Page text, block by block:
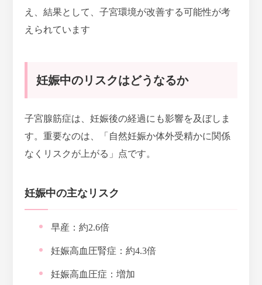
え、結果として、子宮環境が改善する可能性が考
えられています
妊娠中のリスクはどうなるか
子宮腺筋症は、妊娠後の経過にも影響を及ぼしま
す。重要なのは、「自然妊娠か体外受精かに関係
なくリスクが上がる」点です。
妊娠中の主なリスク
早産：約2.6倍
妊娠高血圧腎症：約4.3倍
妊娠高血圧症：増加